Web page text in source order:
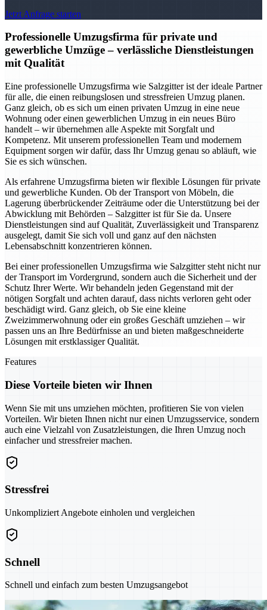
Jetzt Anfrage starten
Professionelle Umzugsfirma für private und
gewerbliche Umzüge – verlässliche Dienstleistungen
mit Qualität
Eine professionelle Umzugsfirma wie Salzgitter ist der ideale Partner
für alle, die einen reibungslosen und stressfreien Umzug planen.
Ganz gleich, ob es sich um einen privaten Umzug in eine neue
Wohnung oder einen gewerblichen Umzug in ein neues Büro
handelt – wir übernehmen alle Aspekte mit Sorgfalt und
Kompetenz. Mit unserem professionellen Team und modernem
Equipment sorgen wir dafür, dass Ihr Umzug genau so abläuft, wie
Sie es sich wünschen.
Als erfahrene Umzugsfirma bieten wir flexible Lösungen für private
und gewerbliche Kunden. Ob der Transport von Möbeln, die
Lagerung überbrückender Zeiträume oder die Unterstützung bei der
Abwicklung mit Behörden – Salzgitter ist für Sie da. Unsere
Dienstleistungen sind auf Qualität, Zuverlässigkeit und Transparenz
ausgelegt, damit Sie sich voll und ganz auf den nächsten
Lebensabschnitt konzentrieren können.
Bei einer professionellen Umzugsfirma wie Salzgitter steht nicht nur
der Transport im Vordergrund, sondern auch die Sicherheit und der
Schutz Ihrer Werte. Wir behandeln jeden Gegenstand mit der
nötigen Sorgfalt und achten darauf, dass nichts verloren geht oder
beschädigt wird. Ganz gleich, ob Sie eine kleine
Zweizimmerwohnung oder ein großes Geschäft umziehen – wir
passen uns an Ihre Bedürfnisse an und bieten maßgeschneiderte
Lösungen mit erstklassiger Qualität.
Features
Diese Vorteile bieten wir Ihnen
Wenn Sie mit uns umziehen möchten, profitieren Sie von vielen
Vorteilen. Wir bieten Ihnen nicht nur einen Umzugsservice, sondern
auch eine Vielzahl von Zusatzleistungen, die Ihren Umzug noch
einfacher und stressfreier machen.
Stressfrei
Unkompliziert Angebote einholen und vergleichen
Schnell
Schnell und einfach zum besten Umzugsangebot